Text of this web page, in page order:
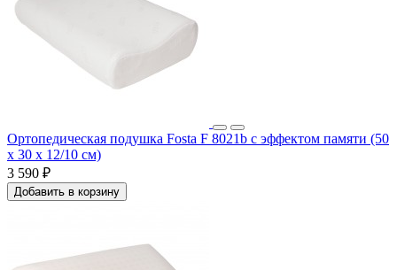
Ортопедическая подушка Fosta F 8021b с эффектом памяти (50
x 30 x 12/10 см)
3 590 ₽
Добавить в корзину